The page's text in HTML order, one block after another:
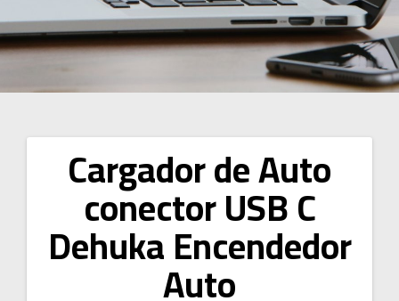
Cargador de Auto
conector USB C
Dehuka Encendedor
Auto
Navegación
de
entradas